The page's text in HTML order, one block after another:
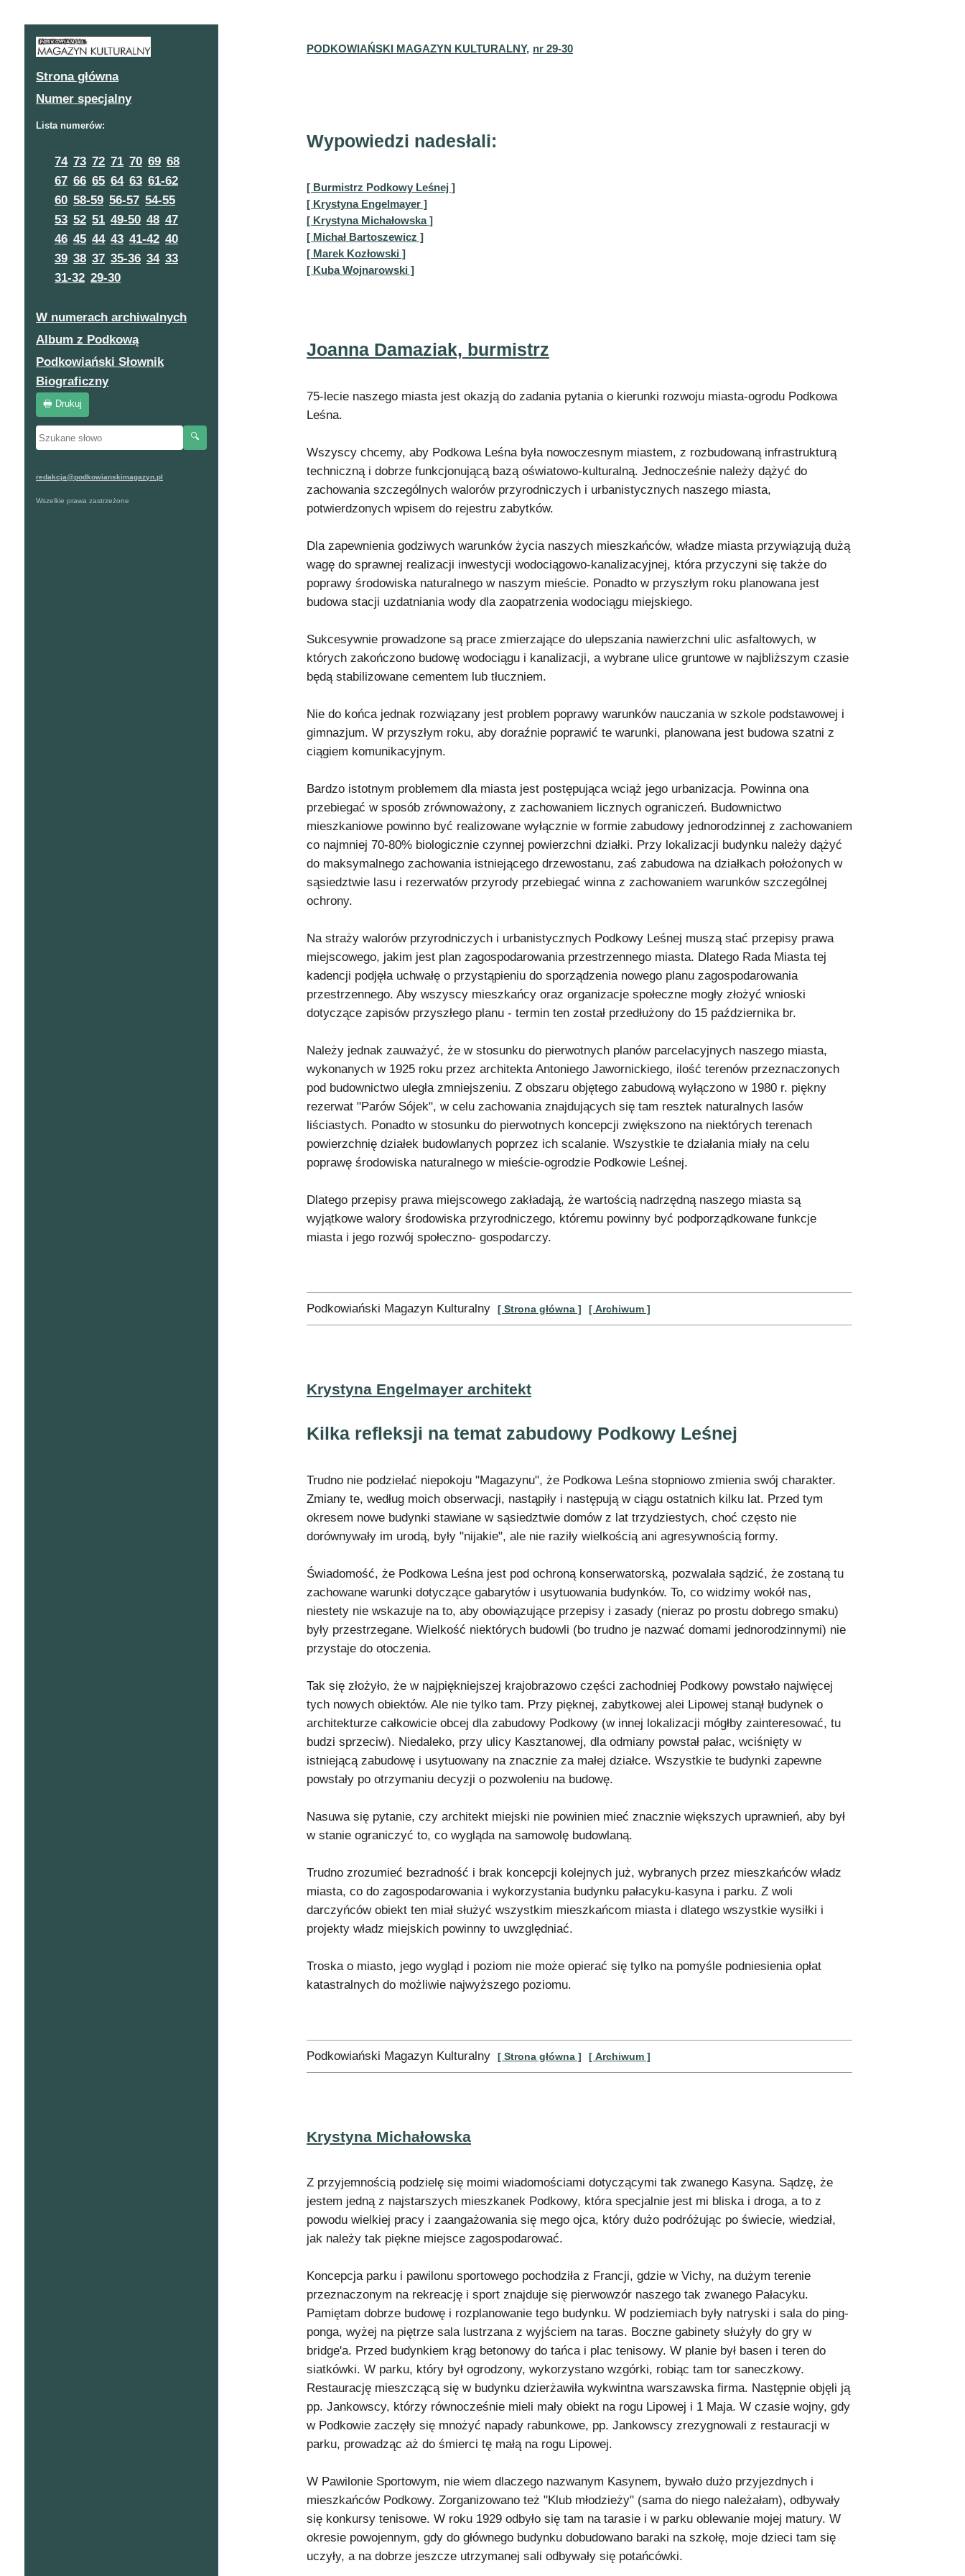
Strona główna
Numer specjalny
Lista numerów:
74 73 72 71 70 69 68
67 66 65 64 63 61-62
60 58-59 56-57 54-55
53 52 51 49-50 48 47
46 45 44 43 41-42 40
39 38 37 35-36 34 33
31-32 29-30
W numerach archiwalnych
Album z Podkową
Podkowiański Słownik
Biograficzny
🖶 Drukuj
🔍
redakcja@podkowianskimagazyn.pl
Wszelkie prawa zastrzeżone
PODKOWIAŃSKI MAGAZYN KULTURALNY, nr 29-30
Wypowiedzi nadesłali:
[ Burmistrz Podkowy Leśnej ]
[ Krystyna Engelmayer ]
[ Krystyna Michałowska ]
[ Michał Bartoszewicz ]
[ Marek Kozłowski ]
[ Kuba Wojnarowski ]
Joanna Damaziak, burmistrz
75-lecie naszego miasta jest okazją do zadania pytania o kierunki rozwoju miasta-ogrodu Podkowa
Leśna.
Wszyscy chcemy, aby Podkowa Leśna była nowoczesnym miastem, z rozbudowaną infrastrukturą
techniczną i dobrze funkcjonującą bazą oświatowo-kulturalną. Jednocześnie należy dążyć do
zachowania szczególnych walorów przyrodniczych i urbanistycznych naszego miasta,
potwierdzonych wpisem do rejestru zabytków.
Dla zapewnienia godziwych warunków życia naszych mieszkańców, władze miasta przywiązują dużą
wagę do sprawnej realizacji inwestycji wodociągowo-kanalizacyjnej, która przyczyni się także do
poprawy środowiska naturalnego w naszym mieście. Ponadto w przyszłym roku planowana jest
budowa stacji uzdatniania wody dla zaopatrzenia wodociągu miejskiego.
Sukcesywnie prowadzone są prace zmierzające do ulepszania nawierzchni ulic asfaltowych, w
których zakończono budowę wodociągu i kanalizacji, a wybrane ulice gruntowe w najbliższym czasie
będą stabilizowane cementem lub tłuczniem.
Nie do końca jednak rozwiązany jest problem poprawy warunków nauczania w szkole podstawowej i
gimnazjum. W przyszłym roku, aby doraźnie poprawić te warunki, planowana jest budowa szatni z
ciągiem komunikacyjnym.
Bardzo istotnym problemem dla miasta jest postępująca wciąż jego urbanizacja. Powinna ona
przebiegać w sposób zrównoważony, z zachowaniem licznych ograniczeń. Budownictwo
mieszkaniowe powinno być realizowane wyłącznie w formie zabudowy jednorodzinnej z zachowaniem
co najmniej 70-80% biologicznie czynnej powierzchni działki. Przy lokalizacji budynku należy dążyć
do maksymalnego zachowania istniejącego drzewostanu, zaś zabudowa na działkach położonych w
sąsiedztwie lasu i rezerwatów przyrody przebiegać winna z zachowaniem warunków szczególnej
ochrony.
Na straży walorów przyrodniczych i urbanistycznych Podkowy Leśnej muszą stać przepisy prawa
miejscowego, jakim jest plan zagospodarowania przestrzennego miasta. Dlatego Rada Miasta tej
kadencji podjęła uchwałę o przystąpieniu do sporządzenia nowego planu zagospodarowania
przestrzennego. Aby wszyscy mieszkańcy oraz organizacje społeczne mogły złożyć wnioski
dotyczące zapisów przyszłego planu - termin ten został przedłużony do 15 października br.
Należy jednak zauważyć, że w stosunku do pierwotnych planów parcelacyjnych naszego miasta,
wykonanych w 1925 roku przez architekta Antoniego Jawornickiego, ilość terenów przeznaczonych
pod budownictwo uległa zmniejszeniu. Z obszaru objętego zabudową wyłączono w 1980 r. piękny
rezerwat "Parów Sójek", w celu zachowania znajdujących się tam resztek naturalnych lasów
liściastych. Ponadto w stosunku do pierwotnych koncepcji zwiększono na niektórych terenach
powierzchnię działek budowlanych poprzez ich scalanie. Wszystkie te działania miały na celu
poprawę środowiska naturalnego w mieście-ogrodzie Podkowie Leśnej.
Dlatego przepisy prawa miejscowego zakładają, że wartością nadrzędną naszego miasta są
wyjątkowe walory środowiska przyrodniczego, któremu powinny być podporządkowane funkcje
miasta i jego rozwój społeczno- gospodarczy.
Podkowiański Magazyn Kulturalny [ Strona główna ] [ Archiwum ]
Krystyna Engelmayer architekt
Kilka refleksji na temat zabudowy Podkowy Leśnej
Trudno nie podzielać niepokoju "Magazynu", że Podkowa Leśna stopniowo zmienia swój charakter.
Zmiany te, według moich obserwacji, nastąpiły i następują w ciągu ostatnich kilku lat. Przed tym
okresem nowe budynki stawiane w sąsiedztwie domów z lat trzydziestych, choć często nie
dorównywały im urodą, były "nijakie", ale nie raziły wielkością ani agresywnością formy.
Świadomość, że Podkowa Leśna jest pod ochroną konserwatorską, pozwalała sądzić, że zostaną tu
zachowane warunki dotyczące gabarytów i usytuowania budynków. To, co widzimy wokół nas,
niestety nie wskazuje na to, aby obowiązujące przepisy i zasady (nieraz po prostu dobrego smaku)
były przestrzegane. Wielkość niektórych budowli (bo trudno je nazwać domami jednorodzinnymi) nie
przystaje do otoczenia.
Tak się złożyło, że w najpiękniejszej krajobrazowo części zachodniej Podkowy powstało najwięcej
tych nowych obiektów. Ale nie tylko tam. Przy pięknej, zabytkowej alei Lipowej stanął budynek o
architekturze całkowicie obcej dla zabudowy Podkowy (w innej lokalizacji mógłby zainteresować, tu
budzi sprzeciw). Niedaleko, przy ulicy Kasztanowej, dla odmiany powstał pałac, wciśnięty w
istniejącą zabudowę i usytuowany na znacznie za małej działce. Wszystkie te budynki zapewne
powstały po otrzymaniu decyzji o pozwoleniu na budowę.
Nasuwa się pytanie, czy architekt miejski nie powinien mieć znacznie większych uprawnień, aby był
w stanie ograniczyć to, co wygląda na samowolę budowlaną.
Trudno zrozumieć bezradność i brak koncepcji kolejnych już, wybranych przez mieszkańców władz
miasta, co do zagospodarowania i wykorzystania budynku pałacyku-kasyna i parku. Z woli
darczyńców obiekt ten miał służyć wszystkim mieszkańcom miasta i dlatego wszystkie wysiłki i
projekty władz miejskich powinny to uwzględniać.
Troska o miasto, jego wygląd i poziom nie może opierać się tylko na pomyśle podniesienia opłat
katastralnych do możliwie najwyższego poziomu.
Podkowiański Magazyn Kulturalny [ Strona główna ] [ Archiwum ]
Krystyna Michałowska
Z przyjemnością podzielę się moimi wiadomościami dotyczącymi tak zwanego Kasyna. Sądzę, że
jestem jedną z najstarszych mieszkanek Podkowy, która specjalnie jest mi bliska i droga, a to z
powodu wielkiej pracy i zaangażowania się mego ojca, który dużo podróżując po świecie, wiedział,
jak należy tak piękne miejsce zagospodarować.
Koncepcja parku i pawilonu sportowego pochodziła z Francji, gdzie w Vichy, na dużym terenie
przeznaczonym na rekreację i sport znajduje się pierwowzór naszego tak zwanego Pałacyku.
Pamiętam dobrze budowę i rozplanowanie tego budynku. W podziemiach były natryski i sala do ping-
ponga, wyżej na piętrze sala lustrzana z wyjściem na taras. Boczne gabinety służyły do gry w
bridge'a. Przed budynkiem krąg betonowy do tańca i plac tenisowy. W planie był basen i teren do
siatkówki. W parku, który był ogrodzony, wykorzystano wzgórki, robiąc tam tor saneczkowy.
Restaurację mieszczącą się w budynku dzierżawiła wykwintna warszawska firma. Następnie objęli ją
pp. Jankowscy, którzy równocześnie mieli mały obiekt na rogu Lipowej i 1 Maja. W czasie wojny, gdy
w Podkowie zaczęły się mnożyć napady rabunkowe, pp. Jankowscy zrezygnowali z restauracji w
parku, prowadząc aż do śmierci tę małą na rogu Lipowej.
W Pawilonie Sportowym, nie wiem dlaczego nazwanym Kasynem, bywało dużo przyjezdnych i
mieszkańców Podkowy. Zorganizowano też "Klub młodzieży" (sama do niego należałam), odbywały
się konkursy tenisowe. W roku 1929 odbyło się tam na tarasie i w parku oblewanie mojej matury. W
okresie powojennym, gdy do głównego budynku dobudowano baraki na szkołę, moje dzieci tam się
uczyły, a na dobrze jeszcze utrzymanej sali odbywały się potańcówki.